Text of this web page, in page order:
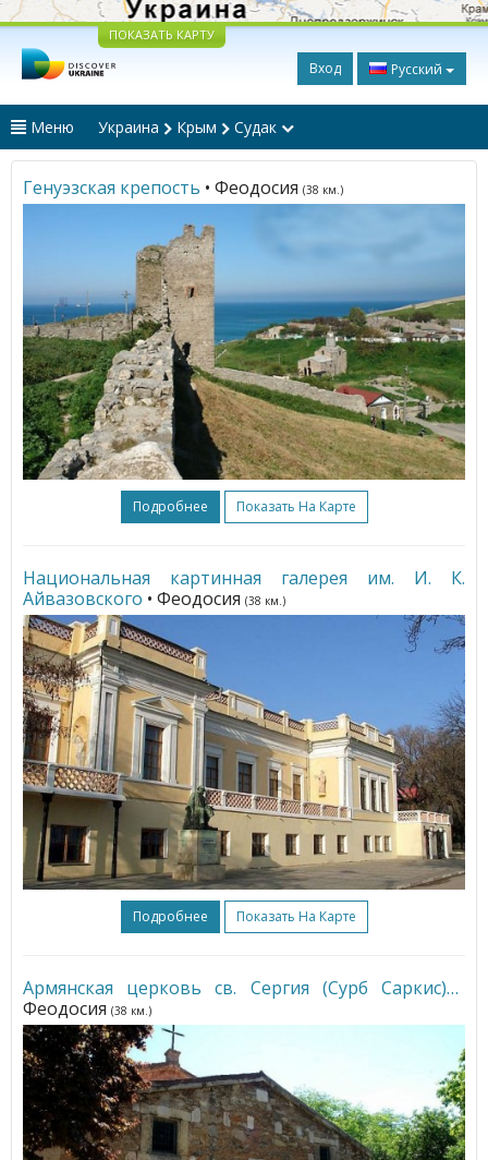
ПОКАЗАТЬ КАРТУ
Вход Русский
Меню Украина Крым Судак
Генуэзская крепость • Феодосия (38 км.)
Подробнее Показать На Карте
Национальная картинная галерея им. И. К.
Айвазовского • Феодосия (38 км.)
Подробнее Показать На Карте
Армянская церковь св. Сергия (Сурб Саркис)
Феодосия (38 км.)